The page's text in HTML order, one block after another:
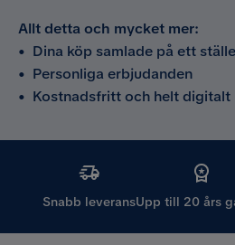
Allt detta och mycket mer:
• Dina köp samlade på ett ställe
• Personliga erbjudanden
• Kostnadsfritt och helt digitalt
Snabb leveransUpp till 20 års